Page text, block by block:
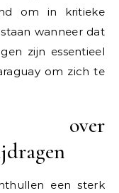
om in kritieke
wanneer dat
zijn essentieel
om zich te
over
een sterk